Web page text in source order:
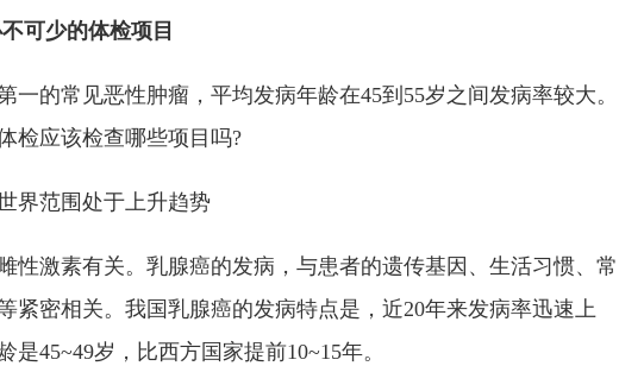
可少的体检项目
一的常见恶性肿瘤，平均发病年龄在45到55岁之间发病率较大。
检应该检查哪些项目吗?
界范围处于上升趋势
性激素有关。乳腺癌的发病，与患者的遗传基因、生活习惯、常
紧密相关。我国乳腺癌的发病特点是，近20年来发病率迅速上
是45~49岁，比西方国家提前10~15年。